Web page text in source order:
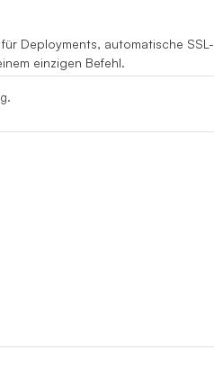
Deployments, automatische SSL-
einzigen Befehl.